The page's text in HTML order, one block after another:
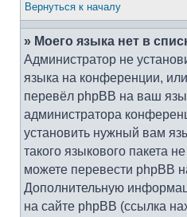
Вернуться к началу
» Моего языка нет в
Администратор не
языка на конференции,
перевёл phpBB на ваш
администратора
установить нужный вам
такого языкового пакета
можете перевести phpBB
Дополнительную
на сайте phpBB (ссылка